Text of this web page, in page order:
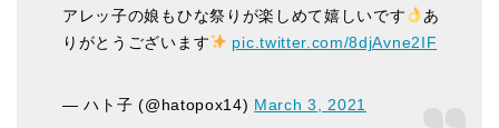
アレッ子の娘もひな祭りが楽しめて嬉しいです
あ
りがとうございます
pic.twitter.com/8djAvne2IF
— ハト子 (@hatopox14) March 3, 2021